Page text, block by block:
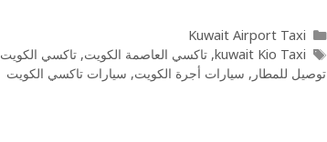
Kuwait Airport Taxi
kuwait Kio Taxi
, تاكسي العاصمة الكويت, تاكسي الكويت
توصيل للمطار , سيارات أجرة الكويت, سيارات تاكسي الكويت